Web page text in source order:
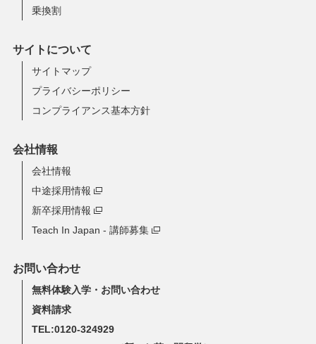
乗換割
サイトについて
サイトマップ
プライバシーポリシー
コンプライアンス基本方針
会社情報
会社情報
中途採用情報
新卒採用情報
Teach In Japan - 講師募集
お問い合わせ
無料体験入学・お問い合わせ
資料請求
TEL:0120-324929